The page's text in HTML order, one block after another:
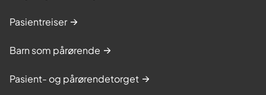
Pasientreiser
Barn som pårørende
Pasient- og pårørendetorget